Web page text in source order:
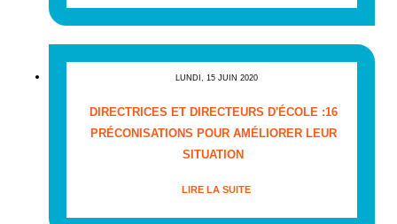
LUNDI, 15 JUIN 2020
DIRECTRICES ET DIRECTEURS D'ÉCOLE :16
PRÉCONISATIONS POUR AMÉLIORER LEUR
SITUATION
LIRE LA SUITE